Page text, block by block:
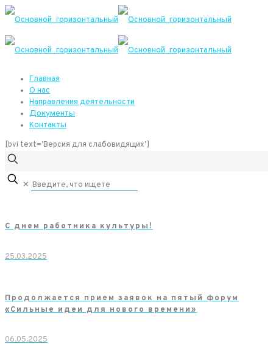
Главная
О нас
Направления деятельности
Документы
Контакты
[bvi text=’Версия для слабовидящих’]
✕
С днем работника культуры!
25.03.2025
Продолжается прием заявок на пятый форум
«Сильные идеи для нового времени»
06.05.2025